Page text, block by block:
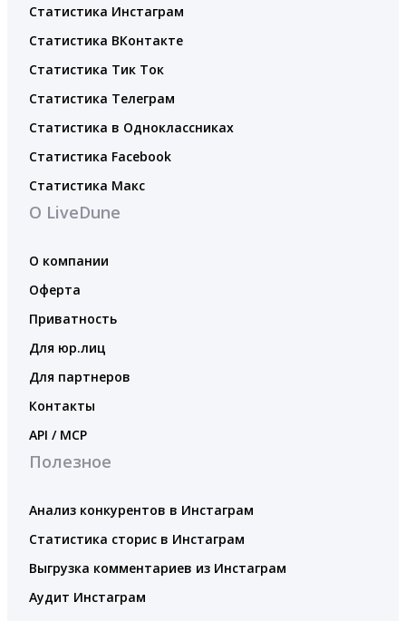
Статистика Инстаграм
Статистика ВКонтакте
Статистика Тик Ток
Статистика Телеграм
Статистика в Одноклассниках
Статистика Facebook
Статистика Макс
О LiveDune
О компании
Оферта
Приватность
Для юр.лиц
Для партнеров
Контакты
API / MCP
Полезное
Анализ конкурентов в Инстаграм
Статистика сторис в Инстаграм
Выгрузка комментариев из Инстаграм
Аудит Инстаграм